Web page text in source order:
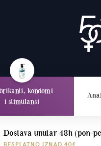
kondomi
i stimulansi
Dostava unutar 48h (pon-
BESPLATNO IZNAD 40€